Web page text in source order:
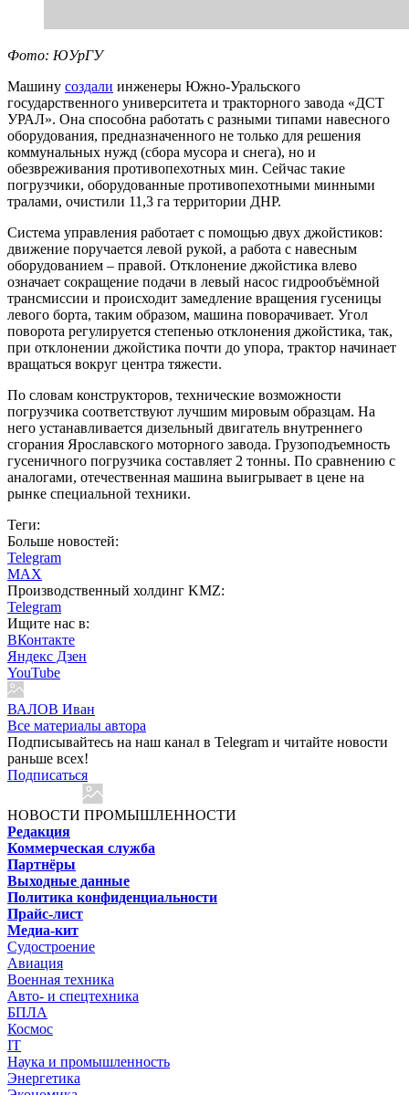
Фото: ЮУрГУ
Машину создали инженеры Южно-Уральского
государственного университета и тракторного завода «ДСТ
УРАЛ». Она способна работать с разными типами навесного
оборудования, предназначенного не только для решения
коммунальных нужд (сбора мусора и снега), но и
обезвреживания противопехотных мин. Сейчас такие
погрузчики, оборудованные противопехотными минными
тралами, очистили 11,3 га территории ДНР.
Система управления работает с помощью двух джойстиков:
движение поручается левой рукой, а работа с навесным
оборудованием – правой. Отклонение джойстика влево
означает сокращение подачи в левый насос гидрообъёмной
трансмиссии и происходит замедление вращения гусеницы
левого борта, таким образом, машина поворачивает. Угол
поворота регулируется степенью отклонения джойстика, так,
при отклонении джойстика почти до упора, трактор начинает
вращаться вокруг центра тяжести.
По словам конструкторов, технические возможности
погрузчика соответствуют лучшим мировым образцам. На
него устанавливается дизельный двигатель внутреннего
сгорания Ярославского моторного завода. Грузоподъемность
гусеничного погрузчика составляет 2 тонны. По сравнению с
аналогами, отечественная машина выигрывает в цене на
рынке специальной техники.
Теги:
Больше новостей:
Telegram
MAX
Производственный холдинг KMZ:
Telegram
Ищите нас в:
ВКонтакте
Яндекс Дзен
YouTube
ВАЛОВ Иван
Все материалы автора
Подписывайтесь на наш канал в Telegram и читайте новости
раньше всех!
Подписаться
НОВОСТИ ПРОМЫШЛЕННОСТИ
Редакция
Коммерческая служба
Партнёры
Выходные данные
Политика конфиденциальности
Прайс-лист
Медиа-кит
Судостроение
Авиация
Военная техника
Авто- и спецтехника
БПЛА
Космос
IT
Наука и промышленность
Энергетика